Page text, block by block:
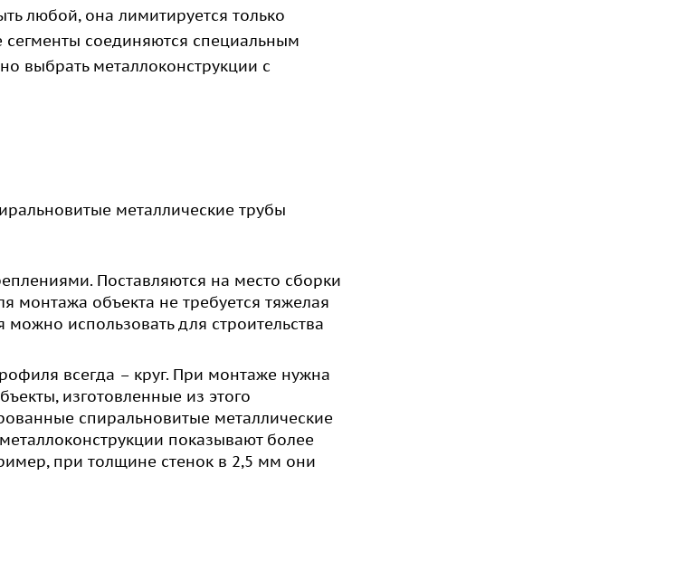
любой, она лимитируется только
соединяются специальным
выбрать металлоконструкции с
металлические трубы
Поставляются на место сборки
монтажа объекта не требуется тяжелая
использовать для строительства
всегда – круг. При монтаже нужна
изготовленные из этого
спиральновитые металлические
показывают более
при толщине стенок в 2,5 мм они